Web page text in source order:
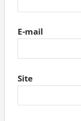
E-mail
Site